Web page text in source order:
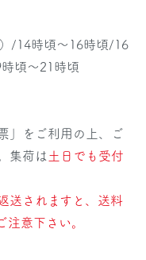
/14時頃～16時頃/16
頃～21時頃
」をご利用の上、ご
集荷は 土日でも受付
送されますと、送料
注意下さい。